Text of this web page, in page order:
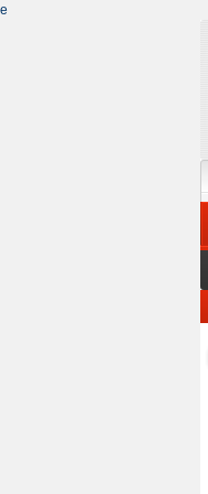
e